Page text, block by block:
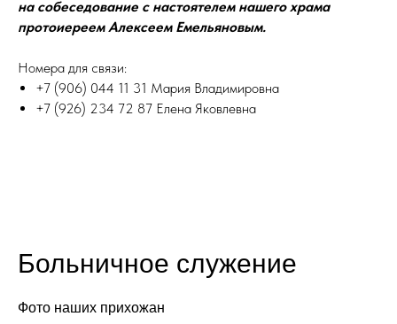
на собеседование с настоятелем нашего храма
протоиереем Алексеем Емельяновым.
Номера для связи:
+7 (906) 044 11 31 Мария Владимировна
+7 (926) 234 72 87 Елена Яковлевна
Больничное служение
Фото наших прихожан